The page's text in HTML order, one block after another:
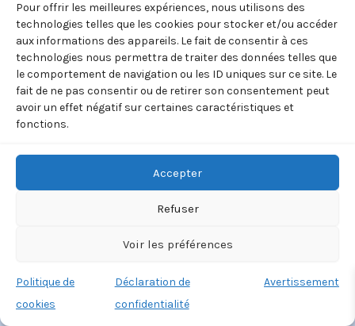
Pour offrir les meilleures expériences, nous utilisons des
technologies telles que les cookies pour stocker et/ou accéder
aux informations des appareils. Le fait de consentir à ces
technologies nous permettra de traiter des données telles que
le comportement de navigation ou les ID uniques sur ce site. Le
fait de ne pas consentir ou de retirer son consentement peut
avoir un effet négatif sur certaines caractéristiques et
fonctions.
Accepter
Refuser
Voir les préférences
Politique de
cookies
Déclaration de
confidentialité
Avertissement